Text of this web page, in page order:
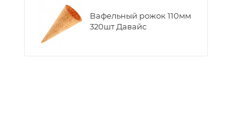
Вафельный рожок 110мм
320шт Давайс